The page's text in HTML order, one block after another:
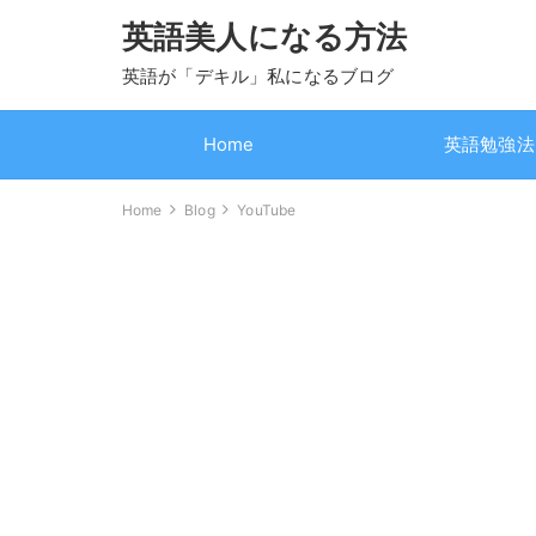
英語美人になる方法
英語が「デキル」私になるブログ
Home 英語勉強法
Home Blog YouTube